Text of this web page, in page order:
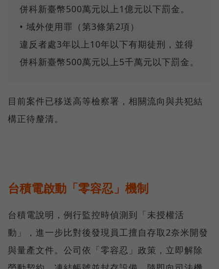
併科新臺幣500萬元以上1億元以下罰金。
• 域外使用罪（第3條第2項）
違反者處3年以上10年以下有期徒刑，並得
併科新臺幣500萬元以上5千萬元以下罰金。
目前案件已移送高等檢察署，相關流向與共犯結
構正待釐清。
台積電啟動「零容忍」機制
台積電說明，例行監控時偵測到「未授權活
動」，進一步比對後發現員工擅自存取2奈米開發
與量產文件。公司依「零容忍」政策，立即解除